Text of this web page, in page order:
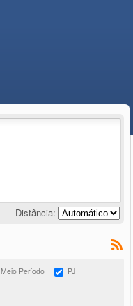
Distância:
Meio Período
PJ